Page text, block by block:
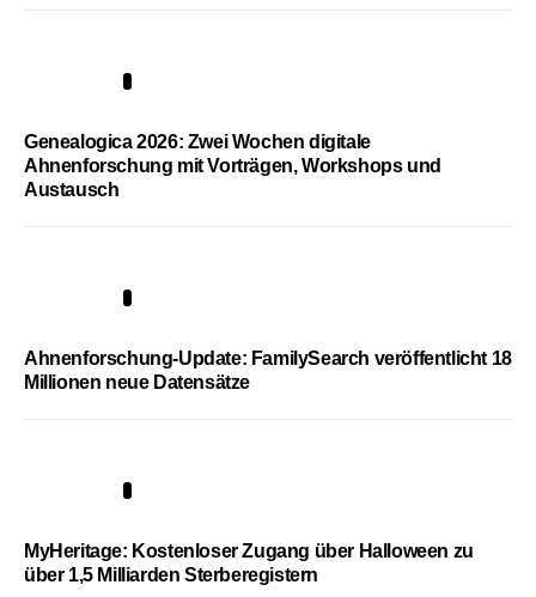
Genealogica 2026: Zwei Wochen digitale
Ahnenforschung mit Vorträgen, Workshops und
Austausch
Ahnenforschung-Update: FamilySearch veröffentlicht 18
Millionen neue Datensätze
MyHeritage: Kostenloser Zugang über Halloween zu
über 1,5 Milliarden Sterberegistern